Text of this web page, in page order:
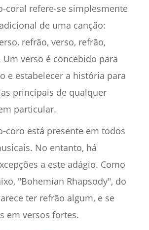
coral refere-se simplesmente
de uma canção:
refrão, verso, refrão,
Um verso é concebido para
e estabelecer a história para
principais de qualquer
particular.
coro está presente em todos
No entanto, há
a este adágio. Como
"Bohemian Rhapsody", do
ter refrão algum, e se
em versos fortes.